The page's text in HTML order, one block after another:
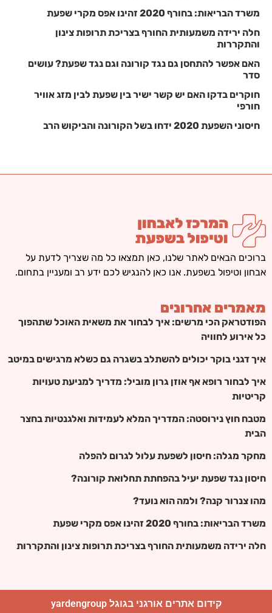
משרד הבריאות: בחורף 2020 זהינו אפס מקרי שפעת
חלה ירידה משמעותית החורף בצריכת תרופות צינון
והתקררות
האם אפשר להתחסן גם נגד קורונה וגם נגד שפעת? עושים
סדר
חוקרים בדקו האם יש קשר ישיר בין שפעת לבין מזג אוויר
חורפי
חיסוני השפעת 2020 ידחו בשל הקורונה והביקוש הרב
ברוכים הבאים לאתר שלנו, כאן תמצאו כל מה שצריך לדעת על
אבחון וטיפול בשפעת. אנו כאן להנגיש לכם ידע רב ומעניין בתחום.
מאמרים אחרונים
הפודטראק הכי מרשים: איך לבחור את משאית האוכל שתהפוך
כל אירוע לחוויה
איך דגני בוקר יכולים להשתלב בשגרה גם כשלא מרגישים במיטב
איך לבחור רופא אף אוזן גרון מוביל: מדריך למניעת טעויות
קריטיות
מטבח חוץ נירוסטה: המדריך המלא לעמידות ואלגנטיות בחצר
הבית
מחקר מגלה: חיסון לשפעת עלול לגרום להפלה
חיסון נגד שפעת יעיל בהפחתת תחלואת קורונה?
מהו צנרור קנה? ולמה הוא נועד?
משרד הבריאות: בחורף 2020 זהינו אפס מקרי שפעת
חלה ירידה משמעותית החורף בצריכת תרופות צינון והתקררות
קידום אתרים אורגני בגוגל yardengroup